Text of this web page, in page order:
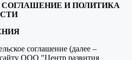
СОГЛАШЕНИЕ И ПОЛИТИКА
соглашение (далее –
ООО "Центр развития